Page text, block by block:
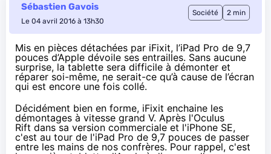
Sébastien Gavois
Le 04 avril 2016 à 13h30
Société 2 min
Mis en pièces détachées par iFixit, l’iPad Pro de 9,7
pouces d’Apple dévoile ses entrailles. Sans aucune
surprise, la tablette sera difficile à démonter et
réparer soi-même, ne serait-ce qu’à cause de l’écran
qui est encore une fois collé.
Décidément bien en forme, iFixit enchaine les
démontages à vitesse grand V. Après l'Oculus
Rift dans sa version commerciale et l'iPhone SE,
c'est au tour de l'iPad Pro de 9,7 pouces de passer
entre les mains de nos confrères. Pour rappel, c'est